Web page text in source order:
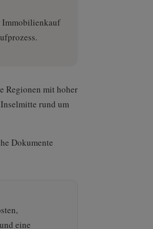
Immobilienkauf
Regionen mit hoher
rund um
Dokumente
eine
Nur notwendiges zulassen:
die technisch notwendigen Cookies